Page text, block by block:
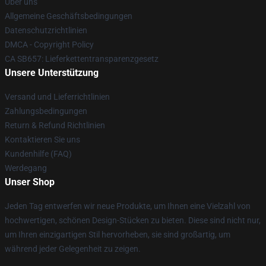
Allgemeine Geschäftsbedingungen
Datenschutzrichtlinien
DMCA - Copyright Policy
CA SB657: Lieferkettentransparenzgesetz
Unsere Unterstützung
Versand und Lieferrichtlinien
Zahlungsbedingungen
Return & Refund Richtlinien
Kontaktieren Sie uns
Kundenhilfe (FAQ)
Werdegang
Unser Shop
Jeden Tag entwerfen wir neue Produkte, um Ihnen eine Vielzahl von
hochwertigen, schönen Design-Stücken zu bieten. Diese sind nicht nur,
um Ihren einzigartigen Stil hervorheben, sie sind großartig, um
während jeder Gelegenheit zu zeigen.